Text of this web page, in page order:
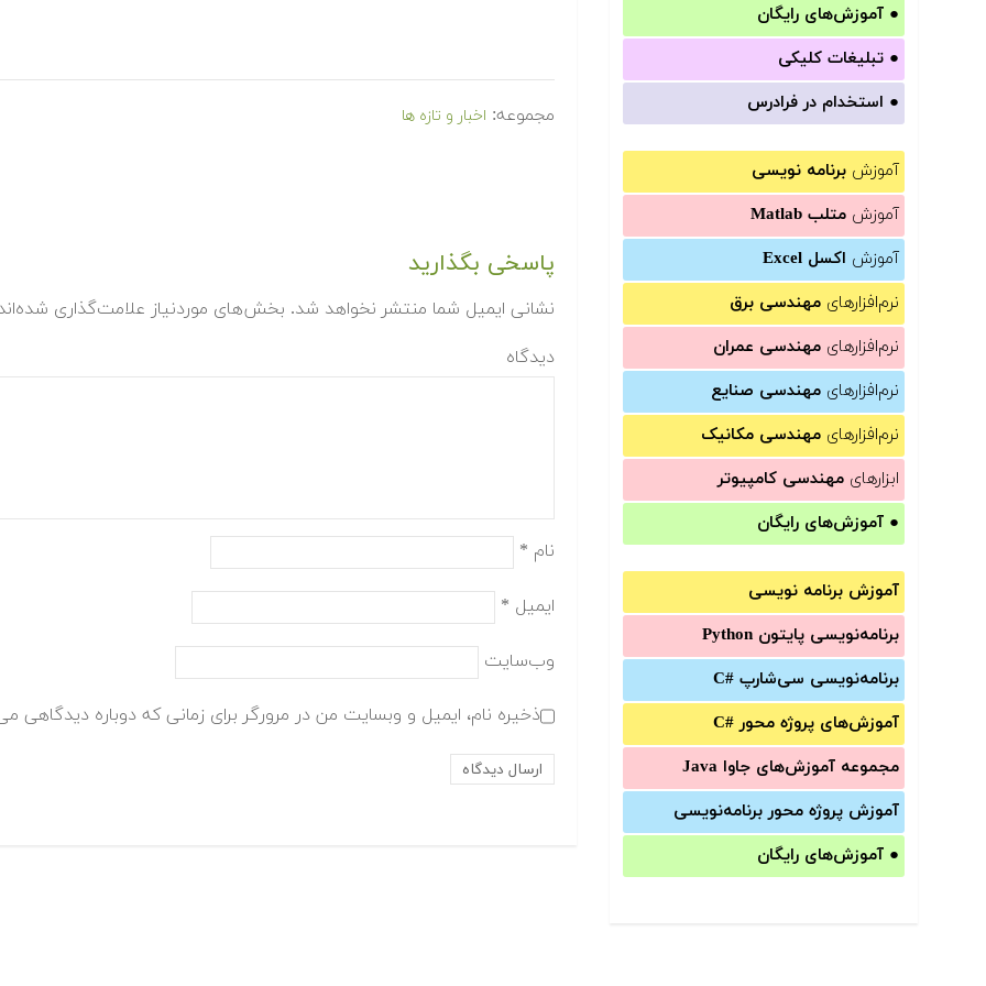
● آموزش‌های رایگان
● تبلیغات کلیکی
● استخدام در فرادرس
آموزش برنامه نویسی
آموزش متلب Matlab
آموزش اکسل Excel
نرم‌افزارهای مهندسی برق
نرم‌افزارهای مهندسی عمران
نرم‌افزارهای مهندسی صنایع
نرم‌افزارهای مهندسی مکانیک
ابزارهای مهندسی کامپیوتر
● آموزش‌های رایگان
آموزش برنامه نویسی
برنامه‌نویسی پایتون Python
برنامه‌‌نویسی سی‌شارپ C#‎
آموزش‌های پروژه محور #C
مجموعه آموزش‌های جاوا Java
آموزش‌ پروژه محور برنامه‌نویسی
● آموزش‌های رایگان
مجموعه: اخبار و تازه ها
پاسخی بگذارید
نشانی ایمیل شما منتشر نخواهد شد. بخش‌های موردنیاز علامت‌گذاری
دیدگاه
نام *
ایمیل *
وب‌سایت
ذخیره نام، ایمیل و وبسایت من در مرورگر برای زمانی که دوباره دیدگاهی